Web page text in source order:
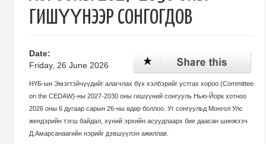
ГИШҮҮНЭЭР СОНГОГДОВ
Date:
Friday, 26 June 2026
НҮБ-ын Эмэгтэйчүүдийг алагчлах бүх хэлбэрийг устгах хороо (Committee
on the CEDAW)-ны 2027-2030 оны гишүүний сонгууль Нью-Йорк хотноо
2026 оны 6 дугаар сарын 26-ны өдөр боллоо. Уг сонгуульд Монгол Улс
жендэрийн тэгш байдал, хүний эрхийн асуудлаарх бие даасан шинжээч
Д.Амарсанаагийн нэрийг дэвшүүлэн ажиллав.